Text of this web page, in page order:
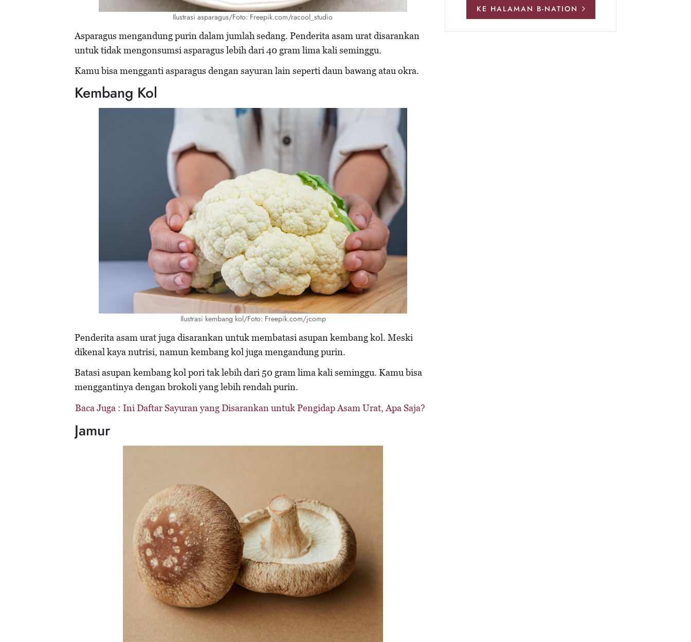
Ilustrasi asparagus/Foto: Freepik.com/racool_studio
Asparagus mengandung purin dalam jumlah sedang. Penderita asam urat disarankan
untuk tidak mengonsumsi asparagus lebih dari 40 gram lima kali seminggu.
Kamu bisa mengganti asparagus dengan sayuran lain seperti daun bawang atau okra.
Kembang Kol
Ilustrasi kembang kol/Foto: Freepik.com/jcomp
Penderita asam urat juga disarankan untuk membatasi asupan kembang kol. Meski
dikenal kaya nutrisi, namun kembang kol juga mengandung purin.
Batasi asupan kembang kol pori tak lebih dari 50 gram lima kali seminggu. Kamu bisa
menggantinya dengan brokoli yang lebih rendah purin.
Baca Juga : Ini Daftar Sayuran yang Disarankan untuk Pengidap Asam Urat, Apa Saja?
Jamur
KE HALAMAN B-NATION